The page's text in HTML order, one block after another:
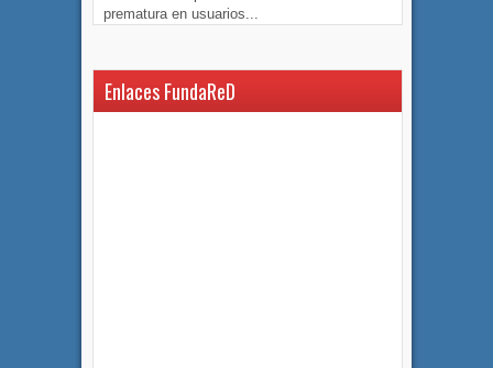
prematura en usuarios...
Enlaces FundaReD